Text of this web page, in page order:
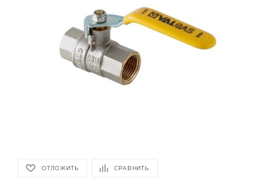
ОТЛОЖИТЬ СРАВНИТЬ